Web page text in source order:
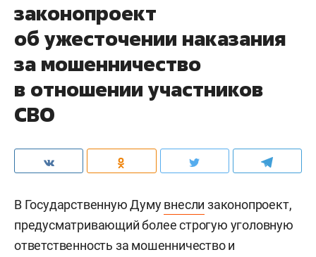
законопроект
об ужесточении наказания
за мошенничество
в отношении участников
СВО
В Государственную Думувнесли законопроект,
предусматривающий более строгую уголовную
ответственность за мошенничество и